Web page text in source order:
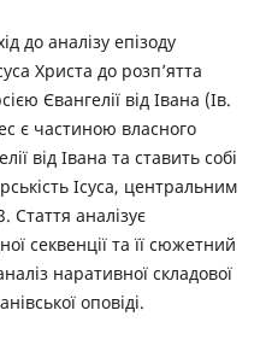
до аналізу епізоду
Христа до розп’ятта
Євангелії від Івана (Ів.
є частиною власного
від Івана та ставить собі
Ісуса, центральним
Стаття аналізує
секвенції та її сюжетний
наративної складової
оповіді.